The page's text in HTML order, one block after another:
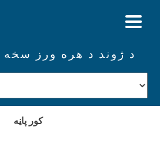
د ژوند د هره ورز
کور پاڼه